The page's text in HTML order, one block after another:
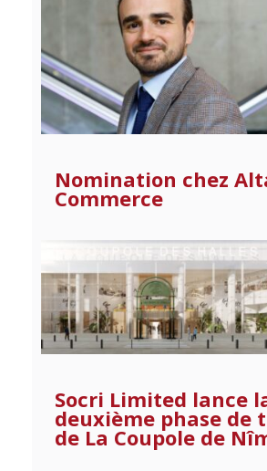
Nomination chez
Commerce
Socri Limited lance
deuxième phase de
de La Coupole de